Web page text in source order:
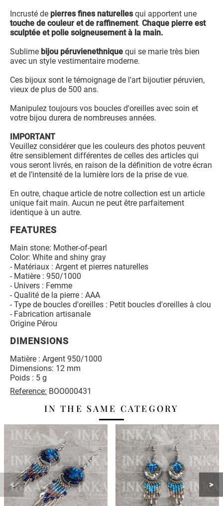
Incrusté de pierres fines naturellesqui apportent une
touche de couleur et de raffinement.Chaque pierre est
sculptée et polie soigneusement à la main.
Sublime bijou péruvienethnique qui se marie très bien
avec un style vestimentaire moderne.
Ces bijoux sont le témoignage de l'art bijoutier péruvien,
vieux de plus de 500 ans.
Manipulez toujours vos boucles d'oreilles avec soin et
votre bijou durera de nombreuses années.
IMPORTANT
Veuillez considérer que les couleurs des photos peuvent
être sensiblement différentes de celles des articles qui
vous seront livrés, en raison de la définition de votre écran
et de l’intensité de la lumière lors de la prise de vue.
En outre, chaque article de notre collection est un article
unique fait main. Aucun ne peut être parfaitement
identique à un autre.
FEATURES
Main stone: Mother-of-pearl
Color: White and shiny gray
- Matériaux : Argent et pierres naturelles
- Matière : 950/1000
- Univers : Femme
- Qualité de la pierre : AAA
- Type de boucles d'oreilles : Petit boucles d'oreilles à clou
- Fabrication artisanale
Origine Pérou
DIMENSIONS
Matière : Argent 950/1000
Dimensions: 12 mm
Poids : 5 g
Reference: BOO000431
IN THE SAME CATEGORY